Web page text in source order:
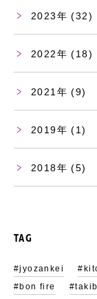
2023 (32)
2022 (18)
2021 (9)
2019 (1)
2018 (5)
TAG
#jyozankei
#bon fire